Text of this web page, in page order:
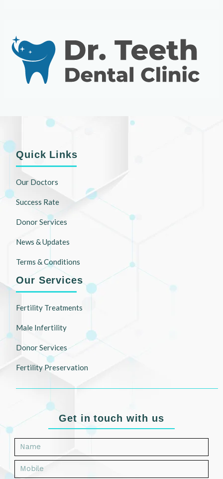
Quick Links
Our Doctors
Success Rate
Donor Services
News & Updates
Terms & Conditions
Our Services
Fertility Treatments
Male Infertility
Donor Services
Fertility Preservation
Get in touch with us